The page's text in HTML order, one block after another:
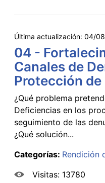
Última actualización: 04/
04 -
Canales de
Protección
¿Qué problema
Deficiencias en los
seguimiento de las
¿Qué solución...
Categorías: Rendición
Visitas: 13780